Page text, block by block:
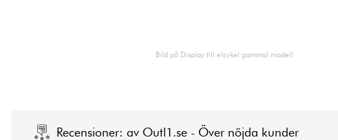
Bild på Display till elcykel gammal modell
Recensioner: av Outl1.se - Över nöjda kunder